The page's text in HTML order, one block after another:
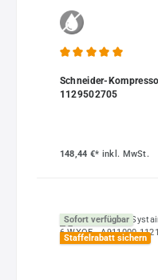
Schneider-
1129502705
148,44 €* inkl. MwSt.
Sofort verfügbar
Staffelrabatt sichern